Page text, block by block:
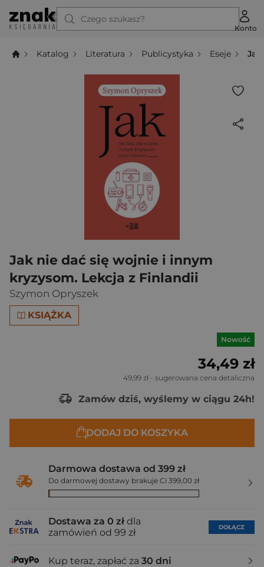
Czego szukasz?
Konto
Katalog Literatura Publicystyka Eseje
Jak nie dać się wojnie i innym
kryzysom. Lekcja z Finlandii
Szymon Opryszek
KSIĄŻKA
Nowość
34,49 zł
49,99 zł - sugerowana cena detaliczna
Zamów dziś, wyślemy w ciągu 24h!
DODAJ DO KOSZYKA
Darmowa dostawa od 399 zł
Do darmowej dostawy brakuje Ci 399,00 zł
Dostawa za 0 zł dla
zamówień od 99 zł
DOŁĄCZ
Kup teraz, zapłać za 30 dni